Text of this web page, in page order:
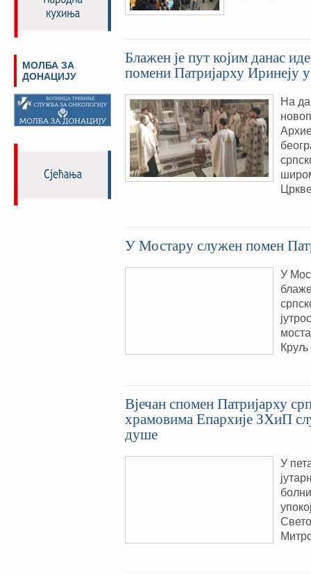
Блажен је пут којим данас
помени Патријарху Иринеју
На
У Мостару служен помен
У
Круљ
Вјечан спомен Патријарху
храмовима Епархије ЗХиП
душе
У
МОЛБА ЗА
ДОНАЦИЈУ